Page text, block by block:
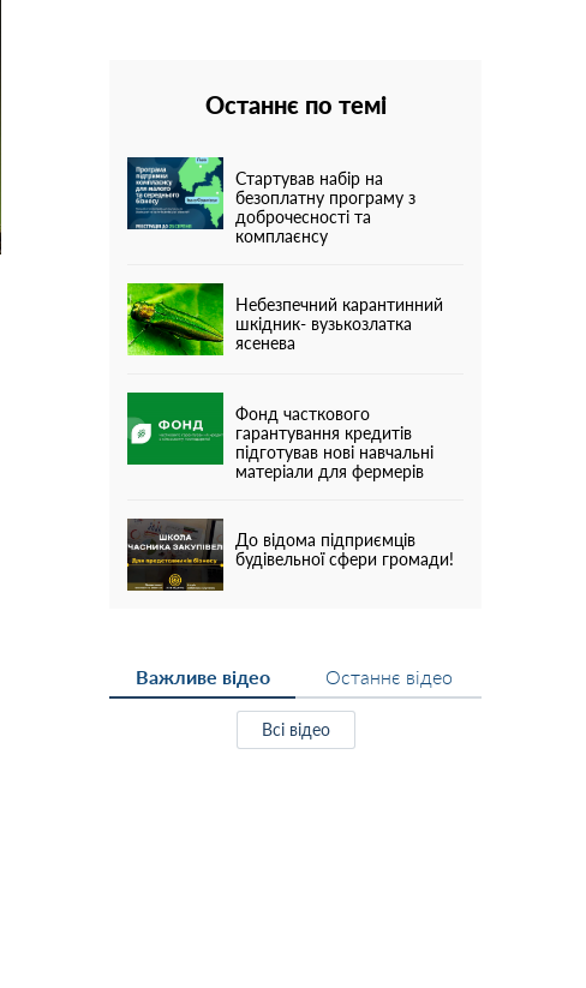
Останнє по темі
Стартував набір на
безоплатну програму з
доброчесності та
комплаєнсу
Небезпечний карантинний
шкідник- вузькозлатка
ясенева
Фонд часткового
гарантування кредитів
підготував нові навчальні
матеріали для фермерів
До відома підприємців
будівельної сфери громади!
Важливе відео Останнє відео
Всі відео